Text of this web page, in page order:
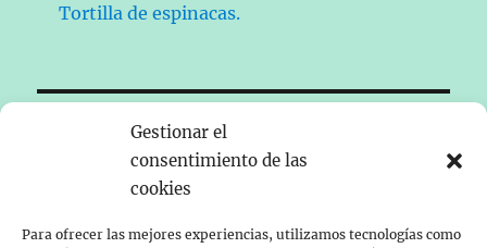
Gestionar el
consentimiento de las
cookies
Para ofrecer las mejores experiencias, utilizamos tecnologías como
Tortilla de espinacas.
contemporánea de España